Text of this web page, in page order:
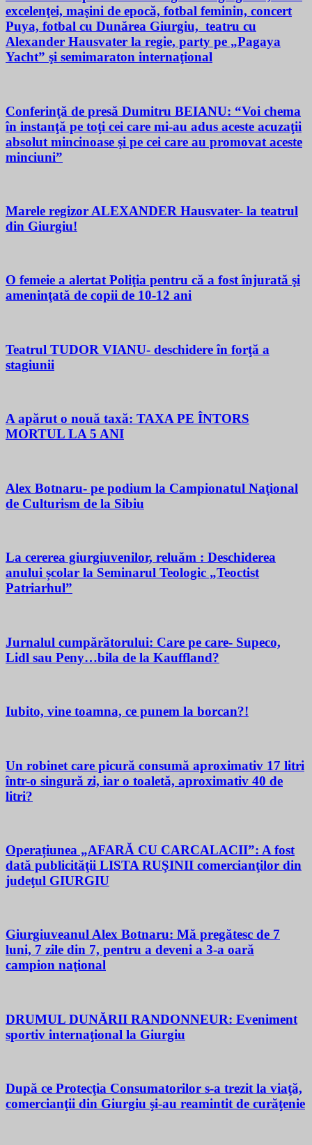
excelenţei, maşini de epocă, fotbal feminin, concert
Puya, fotbal cu Dunărea Giurgiu, teatru cu
Alexander Hausvater la regie, party pe „Pagaya
Yacht” şi semimaraton internaţional
Conferinţă de presă Dumitru BEIANU: “Voi chema
în instanţă pe toţi cei care mi-au adus aceste acuzaţii
absolut mincinoase şi pe cei care au promovat aceste
minciuni”
Marele regizor ALEXANDER Hausvater- la teatrul
din Giurgiu!
O femeie a alertat Poliţia pentru că a fost înjurată şi
ameninţată de copii de 10-12 ani
Teatrul TUDOR VIANU- deschidere în forţă a
stagiunii
A apărut o nouă taxă: TAXA PE ÎNTORS
MORTUL LA 5 ANI
Alex Botnaru- pe podium la Campionatul Naţional
de Culturism de la Sibiu
La cererea giurgiuvenilor, reluăm : Deschiderea
anului școlar la Seminarul Teologic „Teoctist
Patriarhul”
Jurnalul cumpărătorului: Care pe care- Supeco,
Lidl sau Peny…bila de la Kauffland?
Iubito, vine toamna, ce punem la borcan?!
Un robinet care picură consumă aproximativ 17 litri
într-o singură zi, iar o toaletă, aproximativ 40 de
litri?
Operațiunea „AFARĂ CU CARCALACII”: A fost
dată publicităţii LISTA RUŞINII comercianţilor din
judeţul GIURGIU
Giurgiuveanul Alex Botnaru: Mă pregătesc de 7
luni, 7 zile din 7, pentru a deveni a 3-a oară
campion naţional
DRUMUL DUNĂRII RANDONNEUR: Eveniment
sportiv internaţional la Giurgiu
După ce Protecţia Consumatorilor s-a trezit la viaţă,
comercianţii din Giurgiu şi-au reamintit de curăţenie